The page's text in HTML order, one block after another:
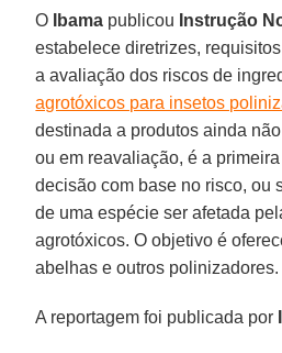
O Ibama publicou Instrução
estabelece diretrizes,
a avaliação dos riscos de
agrotóxicos para insetos
destinada a produtos ainda
ou em reavaliação, é a
decisão com base no risco, ou
de uma espécie ser afetada
agrotóxicos. O objetivo é
abelhas e outros polinizadores.
A reportagem foi publicada por